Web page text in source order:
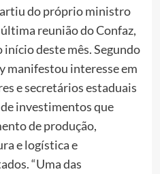
do próprio ministro
reunião do Confaz,
deste mês. Segundo
manifestou interesse em
e secretários estaduais
investimentos que
de produção,
e logística e
“Uma das